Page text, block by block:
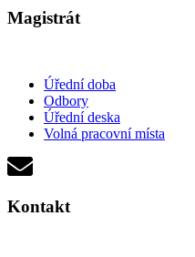
Magistrát
Úřední doba
Odbory
Úřední deska
Volná pracovní místa
Kontakt